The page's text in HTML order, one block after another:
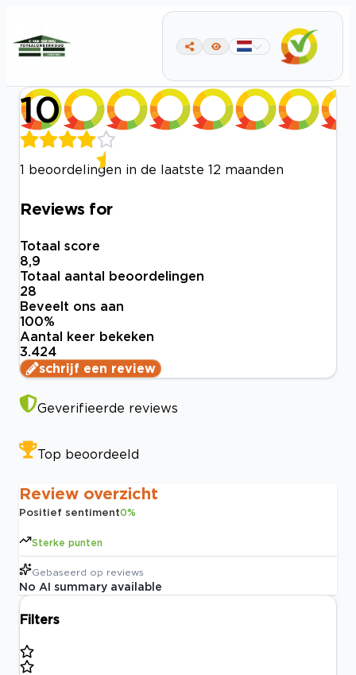
10
1 beoordelingen in de laatste 12 maanden
Reviews for
Totaal score
8,9
Totaal aantal beoordelingen
28
Beveelt ons aan
100%
Aantal keer bekeken
3.424
schrijf een review
Geverifieerde reviews
Top beoordeeld
Review overzicht
Positief sentiment0%
Sterke punten
Gebaseerd op reviews
No AI summary available
Filters